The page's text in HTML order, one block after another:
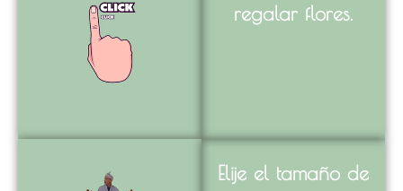
regalar flores.
Elije el tamaño de